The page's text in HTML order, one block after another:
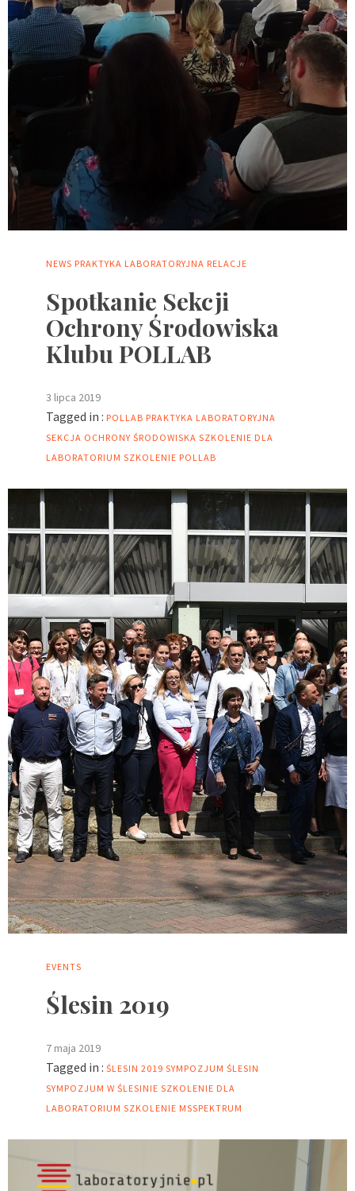
NEWS PRAKTYKA LABORATORYJNA RELACJE
Spotkanie Sekcji
Ochrony Środowiska
Klubu POLLAB
3 lipca 2019
Tagged in : POLLAB PRAKTYKA LABORATORYJNA
SEKCJA OCHRONY ŚRODOWISKA SZKOLENIE DLA
LABORATORIUM SZKOLENIE POLLAB
EVENTS
Ślesin 2019
7 maja 2019
Tagged in : ŚLESIN 2019 SYMPOZJUM ŚLESIN
SYMPOZJUM W ŚLESINIE SZKOLENIE DLA
LABORATORIUM SZKOLENIE MSSPEKTRUM